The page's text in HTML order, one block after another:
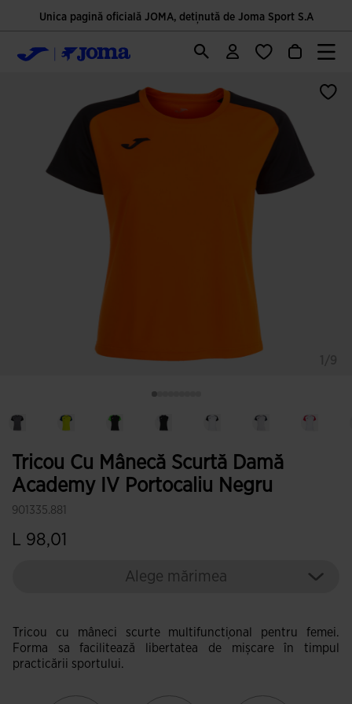
Unica pagină oficială JOMA, deținută de Joma Sport S.A
Tricou Cu Mânecă Scurtă Damă
Academy IV Portocaliu Negru
901335.881
L 98,01
Alege mărimea
Tricou cu mâneci scurte multifuncțional pentru femei.
Forma sa facilitează libertatea de mișcare în timpul
practicării sportului.